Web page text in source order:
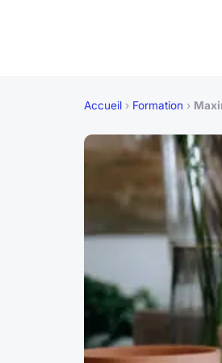
Accueil › Formation ›